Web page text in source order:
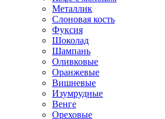
Металлик
Слоновая кость
Фуксия
Шоколад
Шампань
Оливковые
Оранжевые
Вишневые
Изумрудные
Венге
Ореховые